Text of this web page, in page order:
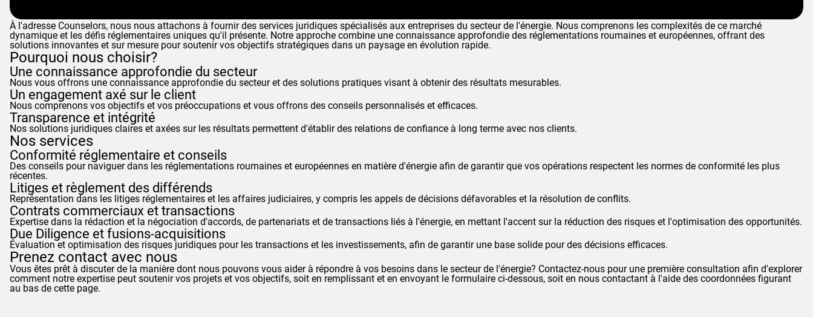
À l'adresse Counselors, nous nous attachons à fournir des services juridiques spécialisés aux entreprises du secteur de l'énergie. Nous comprenons les complexités de ce marché
dynamique et les défis réglementaires uniques qu'il présente. Notre approche combine une connaissance approfondie des réglementations roumaines et européennes, offrant des
solutions innovantes et sur mesure pour soutenir vos objectifs stratégiques dans un paysage en évolution rapide.
Pourquoi nous choisir?
Une connaissance approfondie du secteur
Nous vous offrons une connaissance approfondie du secteur et des solutions pratiques visant à obtenir des résultats mesurables.
Un engagement axé sur le client
Nous comprenons vos objectifs et vos préoccupations et vous offrons des conseils personnalisés et efficaces.
Transparence et intégrité
Nos solutions juridiques claires et axées sur les résultats permettent d'établir des relations de confiance à long terme avec nos clients.
Nos services
Conformité réglementaire et conseils
Des conseils pour naviguer dans les réglementations roumaines et européennes en matière d'énergie afin de garantir que vos opérations respectent les normes de conformité les plus
récentes.
Litiges et règlement des différends
Représentation dans les litiges réglementaires et les affaires judiciaires, y compris les appels de décisions défavorables et la résolution de conflits.
Contrats commerciaux et transactions
Expertise dans la rédaction et la négociation d'accords, de partenariats et de transactions liés à l'énergie, en mettant l'accent sur la réduction des risques et l'optimisation des opportunités.
Due Diligence et fusions-acquisitions
Évaluation et optimisation des risques juridiques pour les transactions et les investissements, afin de garantir une base solide pour des décisions efficaces.
Prenez contact avec nous
Vous êtes prêt à discuter de la manière dont nous pouvons vous aider à répondre à vos besoins dans le secteur de l'énergie? Contactez-nous pour une première consultation afin d'explorer
comment notre expertise peut soutenir vos projets et vos objectifs, soit en remplissant et en envoyant le formulaire ci-dessous, soit en nous contactant à l'aide des coordonnées figurant
au bas de cette page.